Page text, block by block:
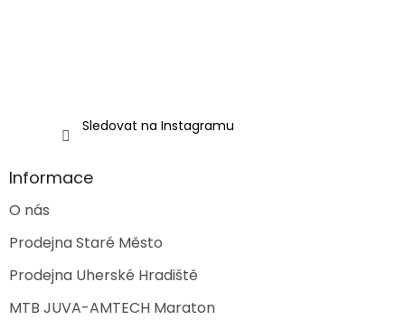
Sledovat na Instagramu
Informace
O nás
Prodejna Staré Město
Prodejna Uherské Hradiště
MTB JUVA-AMTECH Maraton